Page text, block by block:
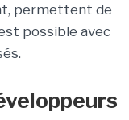
permettent de
possible avec